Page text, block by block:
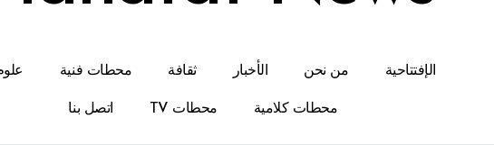
الإفتتاحية من نحن الأخبار ثقافة محطات فنية
محطات كلامية محطات TV اتصل بنا